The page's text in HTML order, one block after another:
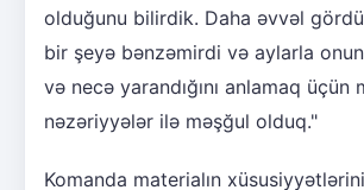
olduğunu bilirdik. Daha əvvəl
bir şeyə bənzəmirdi və aylarla
və necə yarandığını anlamaq üçün
nəzəriyyələr ilə məşğul olduq."
Komanda materialın